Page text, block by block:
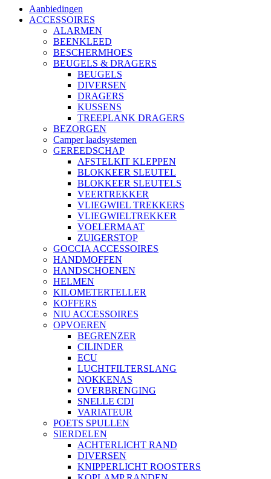
Aanbiedingen
ACCESSOIRES
ALARMEN
BEENKLEED
BESCHERMHOES
BEUGELS & DRAGERS
BEUGELS
DIVERSEN
DRAGERS
KUSSENS
TREEPLANK DRAGERS
BEZORGEN
Camper laadsystemen
GEREEDSCHAP
AFSTELKIT KLEPPEN
BLOKKEER SLEUTEL
BLOKKEER SLEUTELS
VEERTREKKER
VLIEGWIEL TREKKERS
VLIEGWIELTREKKER
VOELERMAAT
ZUIGERSTOP
GOCCIA ACCESSOIRES
HANDMOFFEN
HANDSCHOENEN
HELMEN
KILOMETERTELLER
KOFFERS
NIU ACCESSOIRES
OPVOEREN
BEGRENZER
CILINDER
ECU
LUCHTFILTERSLANG
NOKKENAS
OVERBRENGING
SNELLE CDI
VARIATEUR
POETS SPULLEN
SIERDELEN
ACHTERLICHT RAND
DIVERSEN
KNIPPERLICHT ROOSTERS